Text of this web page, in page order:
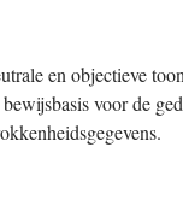
en objectieve
voor de